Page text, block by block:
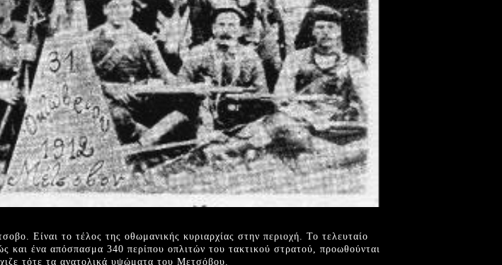
Είναι το τέλος της οθωμανικής κυριαρχίας στην περιοχή. Το τελευταίο
ένα απόσπασμα 340 περίπου οπλιτών του τακτικού στρατού, προωθούνται
τότε τα ανατολικά υψώματα του Μετσόβου.